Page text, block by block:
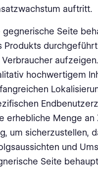
auftritt.
gegnerische Seite
Produkts
Verbraucher
hochwertigem
erhebliche Menge an
um sicherzustellen,
und
Seite